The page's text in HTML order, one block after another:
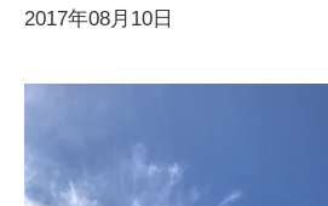
2017年08月10日